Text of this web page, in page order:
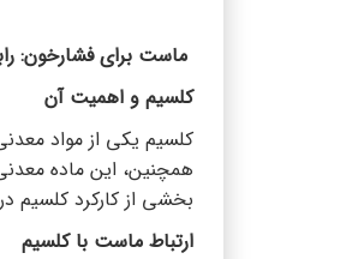
ماست برای فشارخون:
کلسیم و اهمیت آن
کلسیم یکی از مواد
همچنین، این ماده
بخشی از کارکرد کلسیم
ارتباط ماست با کلسیم